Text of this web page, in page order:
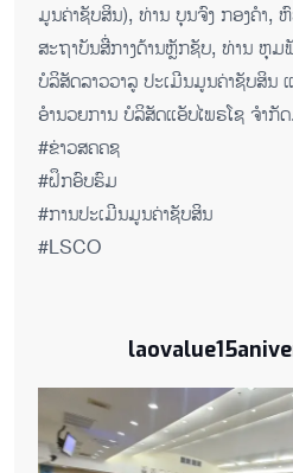
ມູນຄ່າຊັບສິນ), ທ່ານ ບຸນຈົງ ກອງຄໍາ,
ສະຖາບັນສື່ກາງດ້ານຫຼັກຊັບ, ທ່ານ ຫຸມ
ບໍລິສັດລາວວາລູ ປະເມີນມູນຄ່າຊັບສິນ
ອໍານວຍການ ບໍລິສັດແອັບໄພຣໂຊ ຈໍາກັດ.
#ຂ່າວສຄຄຊ
#ຝຶກອົບຮົມ
#ການປະເມີນມູນຄ່າຊັບສິນ
#LSCO